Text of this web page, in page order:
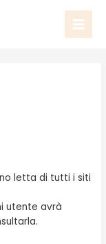
Main
letta di tutti i siti
utente avrà